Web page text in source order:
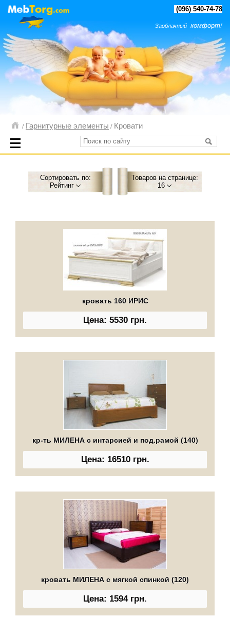
(096) 540-74-78
Заоблачный комфорт!
/ Гарнитурные элементы / Кровати
Сортировать по:
Рейтинг
Товаров на странице:
16
кровать 160 ИРИС
Цена: 5530 грн.
кр-ть МИЛЕНА с интарсией и под.рамой (140)
Цена: 16510 грн.
кровать МИЛЕНА с мягкой спинкой (120)
Цена: 1594 грн.